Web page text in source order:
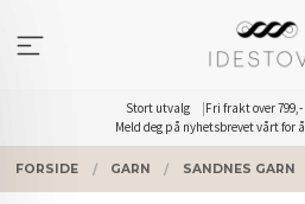
innholdet
Stort utvalg Fri frakt over 799,-
Meld deg på nyhetsbrevet vårt for
FORSIDE GARN SANDNES GARN